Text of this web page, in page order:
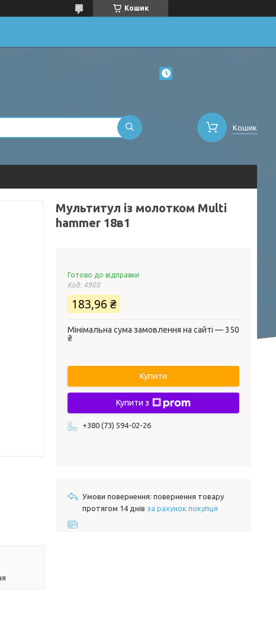
Кошик
Кошик
Мультитул із молотком Multi
hammer 18в1
Готово до відправки
Код: 4908
183,96 ₴
Мінімальна сума замовлення на сайті — 350
₴
Купити
Купити з
+380 (73) 594-02-26
повернення товару
протягом 14 днів за рахунок покупця